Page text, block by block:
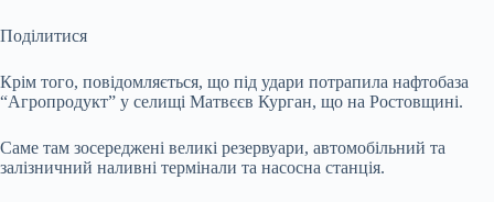
Поділитися
Крім того, повідомляється, що під удари потрапила нафтобаза
“Агропродукт” у селищі Матвєєв Курган, що на Ростовщині.
Саме там зосереджені великі резервуари, автомобільний та
залізничний наливні термінали та насосна станція.